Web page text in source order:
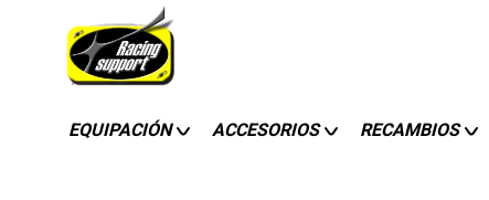
EQUIPACIÓN ACCESORIOS RECAMBIOS